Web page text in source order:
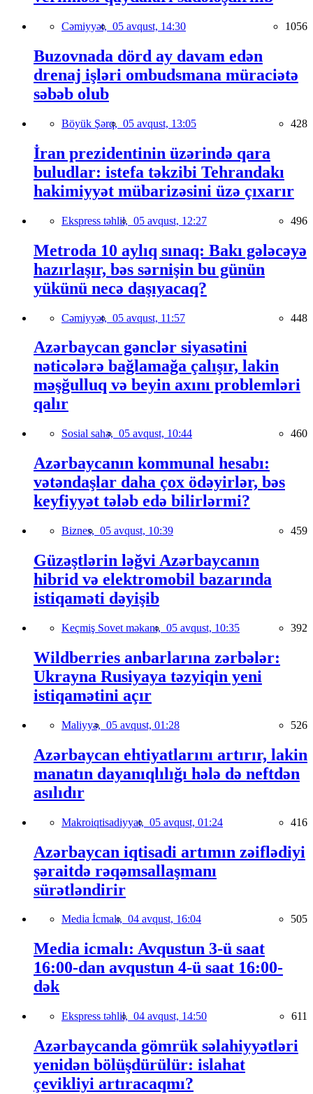
Cəmiyyət, 05 avqust, 14:30 1056
Buzovnada dörd ay davam edən
drenaj işləri ombudsmana müraciətə
səbəb olub
Böyük Şərq, 05 avqust, 13:05 428
İran prezidentinin üzərində qara
buludlar: istefa təkzibi Tehrandakı
hakimiyyət mübarizəsini üzə çıxarır
Ekspress təhlil, 05 avqust, 12:27 496
Metroda 10 aylıq sınaq: Bakı gələcəyə
hazırlaşır, bəs sərnişin bu günün
yükünü necə daşıyacaq?
Cəmiyyət, 05 avqust, 11:57 448
Azərbaycan gənclər siyasətini
nəticələrə bağlamağa çalışır, lakin
məşğulluq və beyin axını problemləri
qalır
Sosial sahə, 05 avqust, 10:44 460
Azərbaycanın kommunal hesabı:
vətəndaşlar daha çox ödəyirlər, bəs
keyfiyyət tələb edə bilirlərmi?
Biznes, 05 avqust, 10:39 459
Güzəştlərin ləğvi Azərbaycanın
hibrid və elektromobil bazarında
istiqaməti dəyişib
Keçmiş Sovet məkanı, 05 avqust, 10:35 392
Wildberries anbarlarına zərbələr:
Ukrayna Rusiyaya təzyiqin yeni
istiqamətini açır
Maliyyə, 05 avqust, 01:28 526
Azərbaycan ehtiyatlarını artırır, lakin
manatın dayanıqlılığı hələ də neftdən
asılıdır
Makroiqtisadiyyat, 05 avqust, 01:24 416
Azərbaycan iqtisadi artımın zəiflədiyi
şəraitdə rəqəmsallaşmanı
sürətləndirir
Media İcmalı, 04 avqust, 16:04 505
Media icmalı: Avqustun 3-ü saat
16:00-dan avqustun 4-ü saat 16:00-
dək
Ekspress təhlil, 04 avqust, 14:50 611
Azərbaycanda gömrük səlahiyyətləri
yenidən bölüşdürülür: islahat
çevikliyi artıracaqmı?